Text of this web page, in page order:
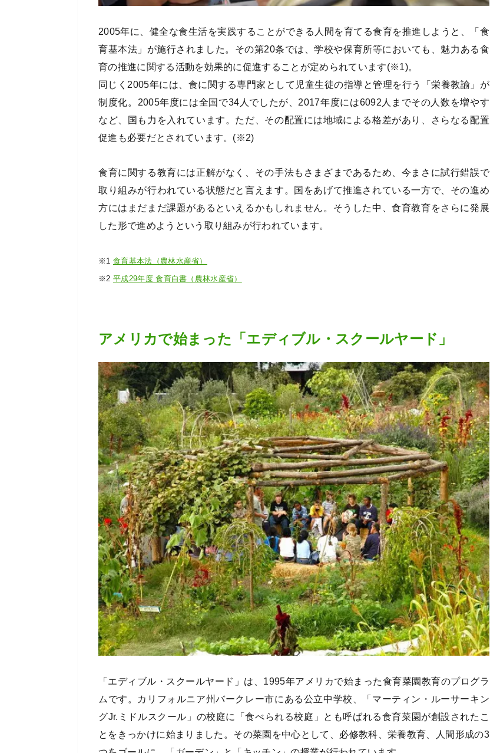
2005年に、健全な食生活を実践することができる人間を育てる食育を推進しようと、「食
育基本法」が施行されました。その第20条では、学校や保育所等においても、魅力ある食
育の推進に関する活動を効果的に促進することが定められています(※1)。
同じく2005年には、食に関する専門家として児童生徒の指導と管理を行う「栄養教諭」が
制度化。2005年度には全国で34人でしたが、2017年度には6092人までその人数を増やす
など、国も力を入れています。ただ、その配置には地域による格差があり、さらなる配置
促進も必要だとされています。(※2)
食育に関する教育には正解がなく、その手法もさまざまであるため、今まさに試行錯誤で
取り組みが行われている状態だと言えます。国をあげて推進されている一方で、その進め
方にはまだまだ課題があるといえるかもしれません。そうした中、食育教育をさらに発展
した形で進めようという取り組みが行われています。
※1 食育基本法（農林水産省）
※2 平成29年度 食育白書（農林水産省）
アメリカで始まった「エディブル・スクールヤード」
「エディブル・スクールヤード」は、1995年アメリカで始まった食育菜園教育のプログラ
ムです。カリフォルニア州バークレー市にある公立中学校、「マーティン・ルーサーキン
グJr.ミドルスクール」の校庭に「食べられる校庭」とも呼ばれる食育菜園が創設されたこ
とをきっかけに始まりました。その菜園を中心として、必修教科、栄養教育、人間形成の3